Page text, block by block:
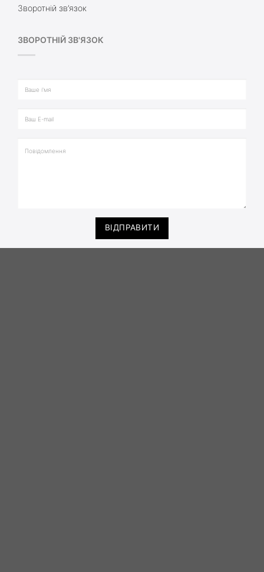
Зворотній зв’язок
ЗВОРОТНІЙ ЗВ'ЯЗОК
ВІДПРАВИТИ